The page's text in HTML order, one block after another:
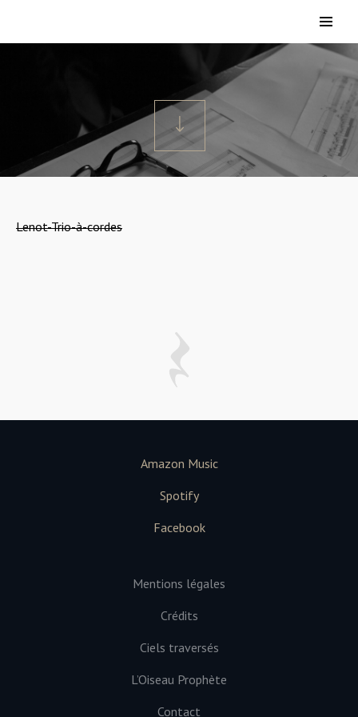
Lenot-Trio-à-cordes
Amazon Music
Spotify
Facebook
Mentions légales
Crédits
Ciels traversés
L’Oiseau Prophète
Contact